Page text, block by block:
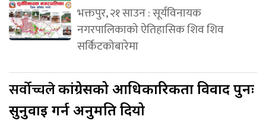
भक्तपुर, २१ साउन : सूर्यविनायक
नगरपालिकाको ऐतिहासिक शिव शिव
सर्किटकोबारेमा
सर्वोच्चलेकांग्रेसको आधिकारिकता विवाद पुनः
सुनुवाइ गर्न अनुमति दियो